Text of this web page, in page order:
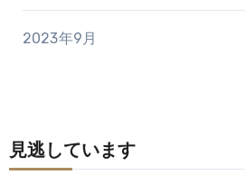
2023年9月
見逃しています